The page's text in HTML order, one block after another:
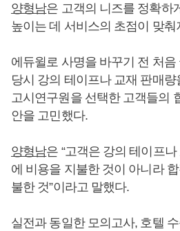
양형남은 고객의 니즈를 정확하
높이는 데 서비스의 초점이 맞
에듀윌로 사명을 바꾸기 전 처
당시 강의 테이프나 교재 판매
고시연구원을 선택한 고객들의
안을 고민했다.
양형남은 “고객은 강의 테이프
에 비용을 지불한 것이 아니라
불한 것”이라고 말했다.
실전과 동일한 모의고사, 호텔